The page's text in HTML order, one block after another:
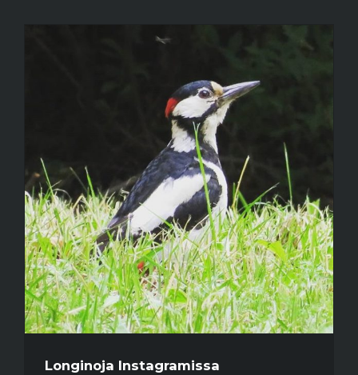
Longinoja Instagramissa